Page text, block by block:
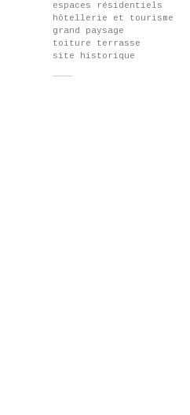
espaces résidentiels
hôtellerie et tourisme
grand paysage
toiture terrasse
site historique